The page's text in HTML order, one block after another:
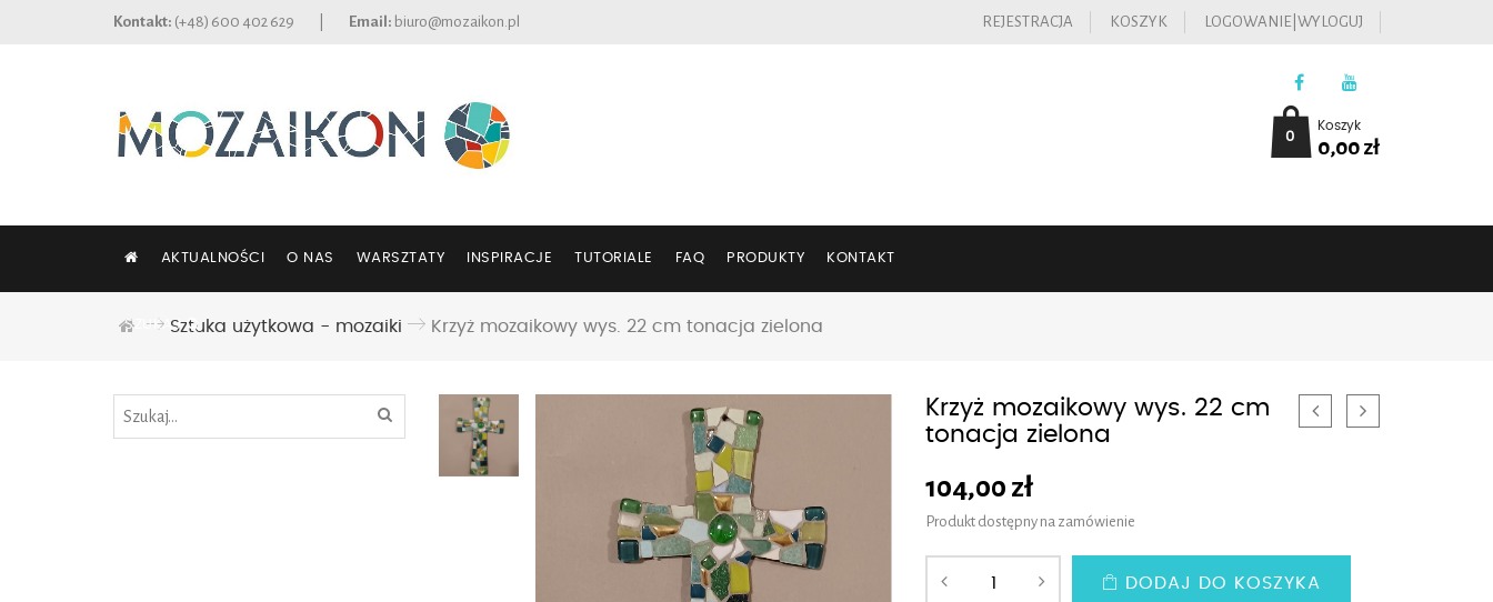
Kontakt: (+48) 600 402 629 Email: biuro@mozaikon.pl REJESTRACJA KOSZYK LOGOWANIE|WYLOGUJ
Koszyk
0,00zł
0
AKTUALNOŚCI O NAS WARSZTATY INSPIRACJE TUTORIALE FAQ PRODUKTY KONTAKT
SZUKAJSztuka użytkowa - mozaiki Krzyż mozaikowy wys. 22 cm tonacja zielona
Krzyż mozaikowy wys. 22 cm
tonacja zielona
104,00 zł
Produkt dostępny na zamówienie
DODAJ DO KOSZYKA